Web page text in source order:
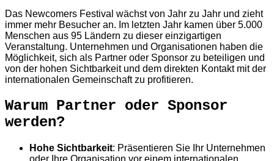
Das Newcomers Festival wächst von Jahr zu Jahr und zieht
immer mehr Besucher an. Im letzten Jahr kamen über 5.000
Menschen aus 95 Ländern zu dieser einzigartigen
Veranstaltung. Unternehmen und Organisationen haben die
Möglichkeit, sich als Partner oder Sponsor zu beteiligen und
von der hohen Sichtbarkeit und dem direkten Kontakt mit der
internationalen Gemeinschaft zu profitieren.
Warum Partner oder Sponsor
werden?
Hohe Sichtbarkeit: Präsentieren Sie Ihr Unternehmen
oder Ihre Organisation vor einem internationalen